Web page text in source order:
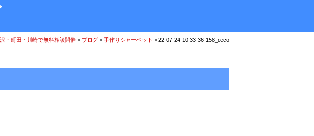
・町田・川崎で無料相談開催 > ブログ > 手作りシャーベット > 22-07-24-10-33-36-158_deco